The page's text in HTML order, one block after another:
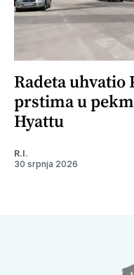
Radeta uhvatio
prstima u
Hyattu
R.I.
30 srpnja 2026